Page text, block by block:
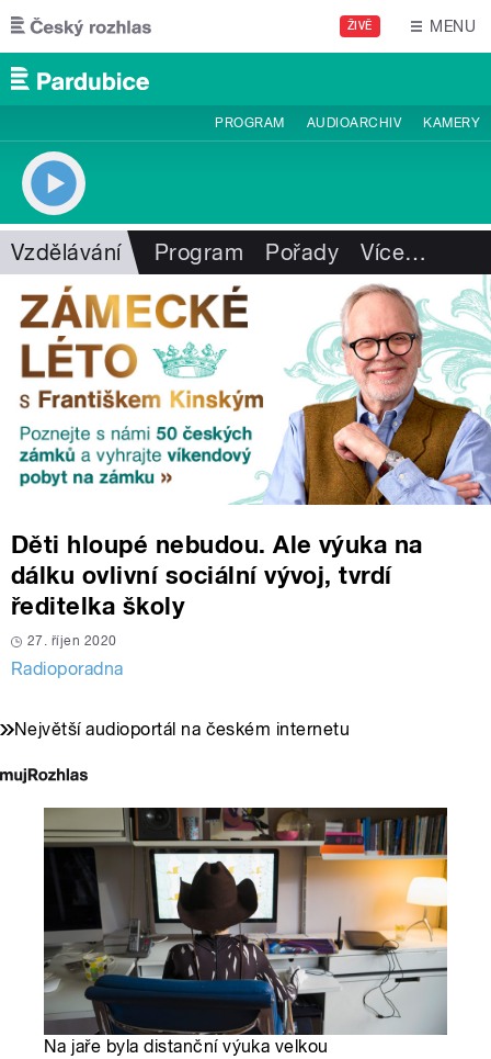
Přejít k hlavnímu obsahu
ŽIVĚ MENU
PROGRAM AUDIOARCHIV KAMERY
Vzdělávání Program Pořady Více…
Děti hloupé nebudou. Ale výuka na
dálku ovlivní sociální vývoj, tvrdí
ředitelka školy
27. říjen 2020
Radioporadna
Největší audioportál na českém internetu
Na jaře byla distanční výuka velkou